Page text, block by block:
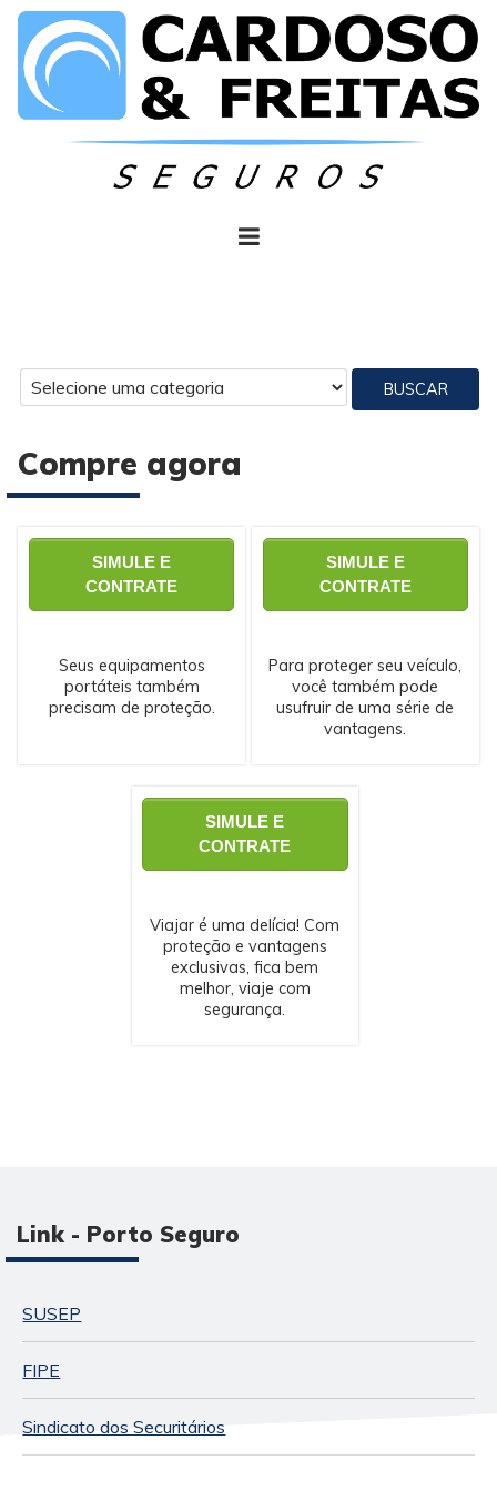
BUSCAR
Compre agora
Seus equipamentos
portáteis também
precisam de proteção.
SIMULE E
CONTRATE
Para proteger seu veículo,
você também pode
usufruir de uma série de
vantagens.
SIMULE E
CONTRATE
Viajar é uma delícia! Com
proteção e vantagens
exclusivas, fica bem
melhor, viaje com
segurança.
SIMULE E
CONTRATE
Link - Porto Seguro
SUSEP
FIPE
Sindicato dos Securitários